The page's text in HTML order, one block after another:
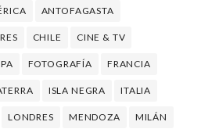
ANTOFAGASTA
CHILE CINE & TV
FOTOGRAFÍA FRANCIA
ISLA NEGRA ITALIA
LONDRES MENDOZA MILÁN